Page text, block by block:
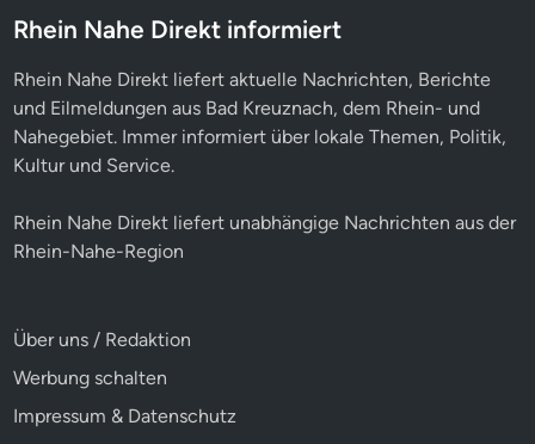
Rhein Nahe Direkt informiert
Rhein Nahe Direkt liefert aktuelle Nachrichten, Berichte
und Eilmeldungen aus Bad Kreuznach, dem Rhein- und
Nahegebiet. Immer informiert über lokale Themen, Politik,
Kultur und Service.
Rhein Nahe Direkt liefert unabhängige Nachrichten aus der
Rhein-Nahe-Region
Über uns / Redaktion
Werbung schalten
Impressum & Datenschutz